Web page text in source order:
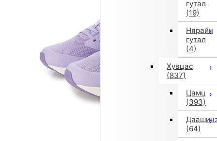
гутал
(19)
Нярайн
гутал
(4)
Хувцас
(837)
Цамц
(393)
(64)